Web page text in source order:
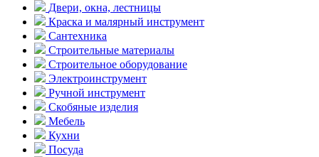
Двери, окна, лестницы
Краска и малярный инструмент
Сантехника
Строительные материалы
Строительное оборудование
Электроинструмент
Ручной инструмент
Скобяные изделия
Мебель
Кухни
Посуда